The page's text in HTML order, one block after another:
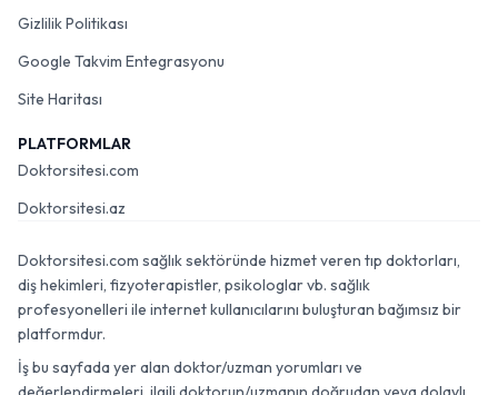
Gizlilik Politikası
Google Takvim Entegrasyonu
Site Haritası
PLATFORMLAR
Doktorsitesi.com
Doktorsitesi.az
Doktorsitesi.com sağlık sektöründe hizmet veren tıp doktorları,
diş hekimleri, fizyoterapistler, psikologlar vb. sağlık
profesyonelleri ile internet kullanıcılarını buluşturan bağımsız bir
platformdur.
İş bu sayfada yer alan doktor/uzman yorumları ve